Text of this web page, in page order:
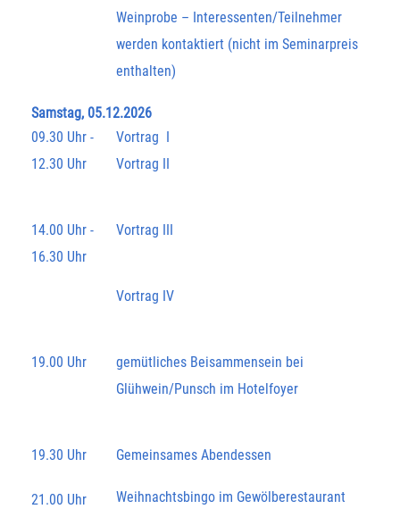
Weinprobe – Interessenten/Teilnehmer
werden kontaktiert (nicht im Seminarpreis
enthalten)
Samstag, 05.12.2026
09.30 Uhr -
12.30 Uhr
Vortrag I
Vortrag II
14.00 Uhr -
16.30 Uhr
Vortrag III
Vortrag IV
19.00 Uhr
gemütliches Beisammensein bei
Glühwein/Punsch im Hotelfoyer
19.30 Uhr Gemeinsames Abendessen
21.00 Uhr Weihnachtsbingo im Gewölberestaurant